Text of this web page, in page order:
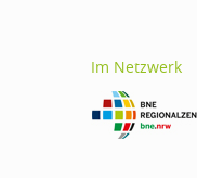
Im Netzwerk